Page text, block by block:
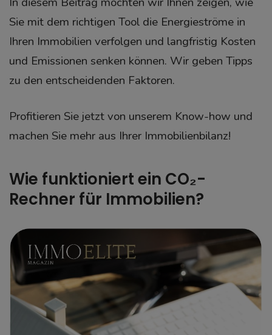
Sie mit dem richtigen Tool die Energieströme in
Ihren Immobilien verfolgen und langfristig Kosten
und Emissionen senken können. Wir geben Tipps
zu den entscheidenden Faktoren.
Profitieren Sie jetzt von unserem Know-how und
machen Sie mehr aus Ihrer Immobilienbilanz!
Wie funktioniert ein CO₂-
Rechner für Immobilien?